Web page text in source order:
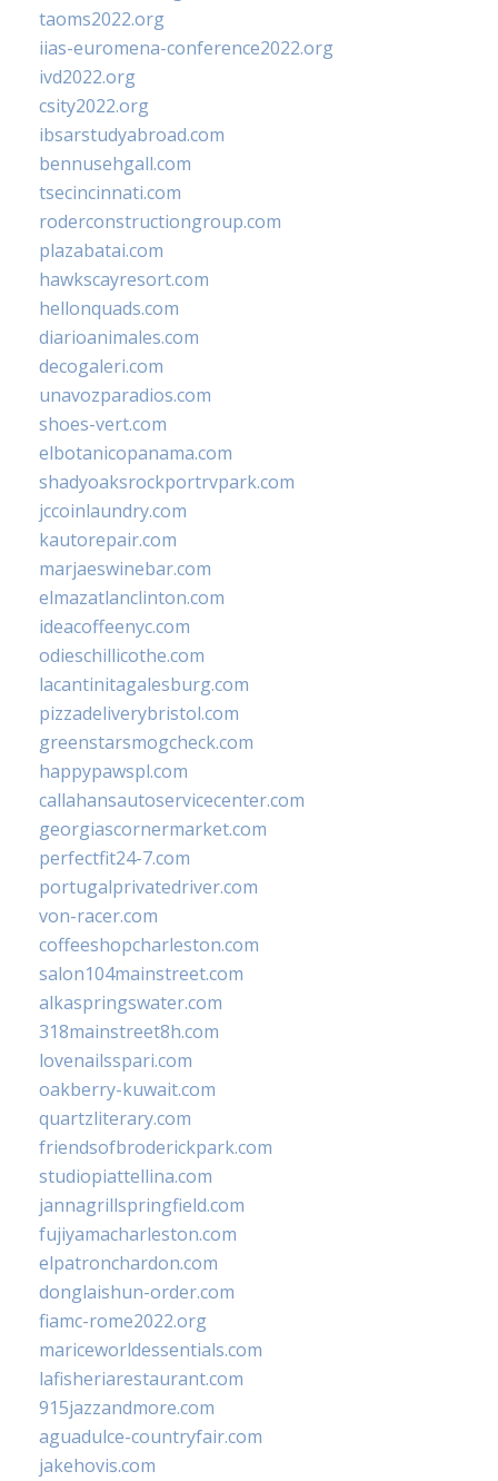
taoms2022.org
iias-euromena-conference2022.org
ivd2022.org
csity2022.org
ibsarstudyabroad.com
bennusehgall.com
tsecincinnati.com
roderconstructiongroup.com
plazabatai.com
hawkscayresort.com
hellonquads.com
diarioanimales.com
decogaleri.com
unavozparadios.com
shoes-vert.com
elbotanicopanama.com
shadyoaksrockportrvpark.com
jccoinlaundry.com
kautorepair.com
marjaeswinebar.com
elmazatlanclinton.com
ideacoffeenyc.com
odieschillicothe.com
lacantinitagalesburg.com
pizzadeliverybristol.com
greenstarsmogcheck.com
happypawspl.com
callahansautoservicecenter.com
georgiascornermarket.com
perfectfit24-7.com
portugalprivatedriver.com
von-racer.com
coffeeshopcharleston.com
salon104mainstreet.com
alkaspringswater.com
318mainstreet8h.com
lovenailsspari.com
oakberry-kuwait.com
quartzliterary.com
friendsofbroderickpark.com
studiopiattellina.com
jannagrillspringfield.com
fujiyamacharleston.com
elpatronchardon.com
donglaishun-order.com
fiamc-rome2022.org
mariceworldessentials.com
lafisheriarestaurant.com
915jazzandmore.com
aguadulce-countryfair.com
jakehovis.com